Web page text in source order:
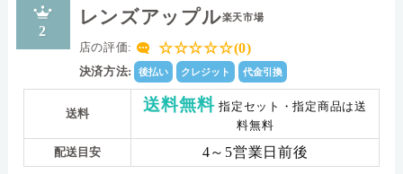
2
レンズアップル楽天市場
店の評価: ☆☆☆☆☆(0)
決済方法: 後払い クレジット 代金引換
送料 送料無料 指定セット・指定商品は送
料無料
配送目安 4～5営業日前後